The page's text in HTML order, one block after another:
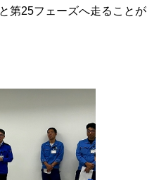
第25フェーズへ走ること